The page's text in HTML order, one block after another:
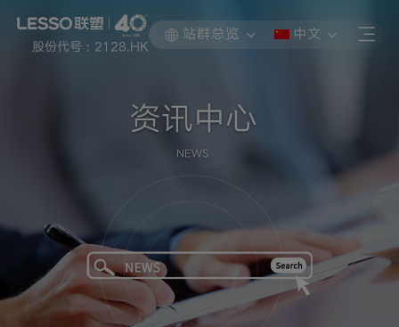
股份代号 : 2128.HK
站群总览 中文
资讯中心
NEWS